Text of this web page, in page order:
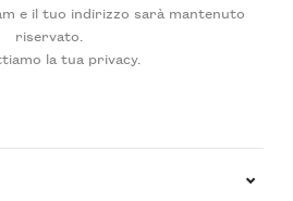
e il tuo indirizzo sarà mantenuto
riservato.
la tua privacy.